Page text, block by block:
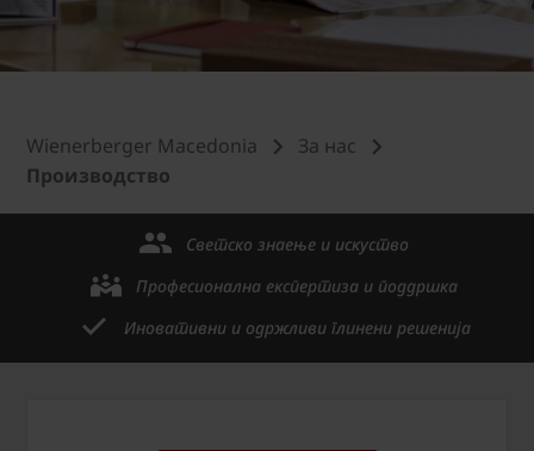
Wienerberger Macedonia
За нас
Производство
Светско знаење и искуство
Професионална експертиза и поддршка
Иновативни и одржливи глинени решенија